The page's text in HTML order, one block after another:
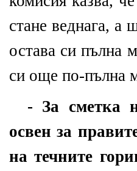
стане веднага, а
остава си пълна
си още по-пълна
- За сметка
освен за
на течните